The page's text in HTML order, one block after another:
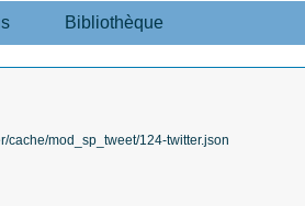
Bibliothèque
mod_sp_tweet/124-twitter.json